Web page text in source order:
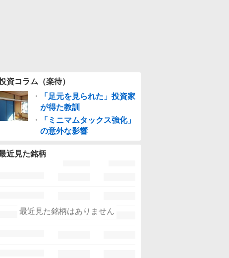
資コラム（楽待）
・
「足元を見られた」投資家
が得た教訓
・
「ミニマムタックス強化」
の意外な影響
近見た銘柄
最近見た銘柄はありません